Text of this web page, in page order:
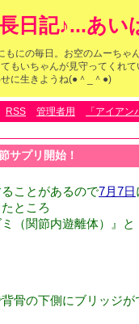
日記♪...あい
もにの毎日。お空のムーちゃ
もいちゃんが見守ってくれ
に生きようね(●＾_＾●)
RSS 管理者用 「アイア
サプリ開始！
ことがあるので7月7日
ところ
ミ（関節内遊離体）』と
背骨の下側にブリッジ